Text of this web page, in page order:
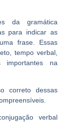
da gramática
para indicar as
frase. Essas
tempo verbal,
importantes na
correto dessas
verbal